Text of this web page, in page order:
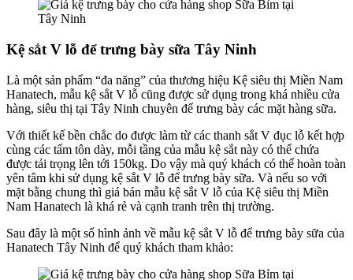
Kệ sắt V lỗ để trưng bày sữa Tây Ninh
Là một sản phẩm “đa năng” của thương hiệu Kệ siêu thị Miền Nam
Hanatech, mẫu kệ sắt V lỗ cũng được sử dụng trong khá nhiều cửa
hàng, siêu thị tại Tây Ninh chuyên để trưng bày các mặt hàng sữa.
Với thiết kế bền chắc do được làm từ các thanh sắt V đục lỗ kết hợp
cùng các tấm tôn dày, mỗi tầng của mẫu kệ sắt này có thể chứa
được tải trọng lên tới 150kg. Do vậy mà quý khách có thể hoàn toàn
yên tâm khi sử dụng kệ sắt V lỗ để trưng bày sữa. Và nếu so với
mặt bằng chung thì giá bán mẫu kệ sắt V lỗ của Kệ siêu thị Miền
Nam Hanatech là khá rẻ và cạnh tranh trên thị trường.
Sau đây là một số hình ảnh về mẫu kệ sắt V lỗ để trưng bày sữa của
Hanatech Tây Ninh để quý khách tham khảo: